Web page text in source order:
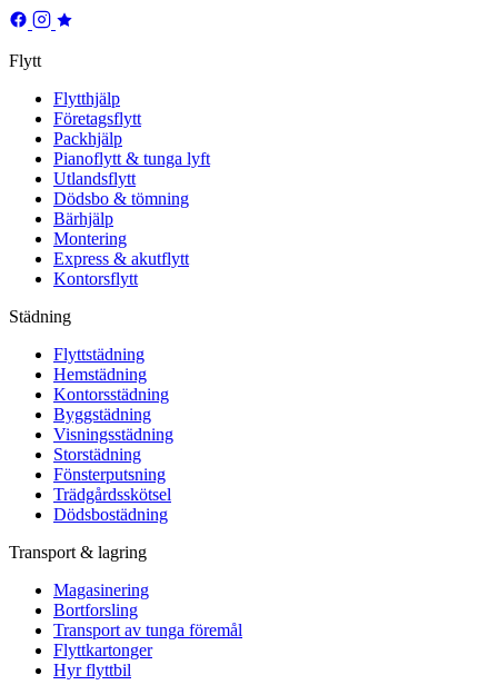
Flytt
Flytthjälp
Företagsflytt
Packhjälp
Pianoflytt & tunga lyft
Utlandsflytt
Dödsbo & tömning
Bärhjälp
Montering
Express & akutflytt
Kontorsflytt
Städning
Flyttstädning
Hemstädning
Kontorsstädning
Byggstädning
Visningsstädning
Storstädning
Fönsterputsning
Trädgårdsskötsel
Dödsbostädning
Transport & lagring
Magasinering
Bortforsling
Transport av tunga föremål
Flyttkartonger
Hyr flyttbil